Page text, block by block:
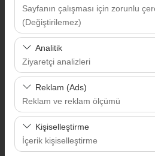
Sayfanın çalışması için zorunlu
(Değiştirilemez)
Bu çerezler sitenin doğru şekilde
oturum yönetimi ve temel işlevler
dışı bırakılamaz.
Analitik
Ziyaretçi analizleri
Bu çerezler, sitemizin nasıl
en çok ziyaret edilen sayfalar,
analiz etmemizi sağlar. Bu veriler,
performansını ölçmek ve kullanıcı
iyileştirmek için kullanılır.
Reklam (Ads)
Reklam ve reklam ölçümü
Bu çerezler, size ilgi alanlarınıza
reklamlar göstermemize ve reklam
etkinliğini (gösterim sayısı,
Kişiselleştirme
İçerik kişiselleştirme
Farklı yerde bırakmak istiyorum
Alış Tarih & Saat
Bırakış Tarih & Saat